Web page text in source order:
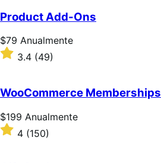
Product Add-Ons
Preço:
$79
Anualmente
$79 Anualmente
Classificado
com
de
5
estrelas
3.4 (49)
WooCommerce Memberships
Preço:
$199
Anualmente
$199 Anualmente
Classificado
com
4 (150)